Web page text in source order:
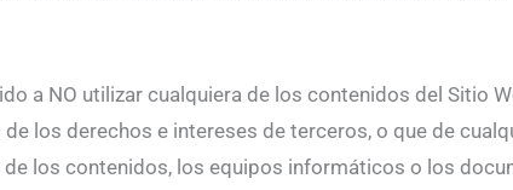
a NO utilizar cualquiera de los contenidos del Sitio
los derechos e intereses de terceros, o que de
los contenidos, los equipos informáticos o los